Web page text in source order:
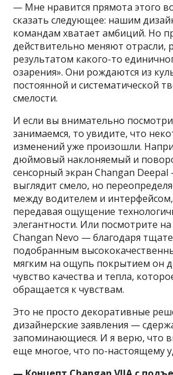
— Мне нравится прямота этого
сказать следующее: нашим
командам хватает амбиций. Но
действительно меняют отрасли,
результатом какого-то
озарения». Они рождаются из
постоянной и систематической
смелости.
И если вы внимательно
занимаемся, то увидите, что
изменений уже произошли.
дюймовый наклоняемый и
сенсорный экран Changan
выглядит смело, но
между водителем и
передавая ощущение
элегантности. Или посмотрите
Changan Nevo — благодаря
подобранным
мягким на ощупь покрытием он
чувство качества и тепла,
обращается к чувствам.
Это не просто декоративные
дизайнерские заявления —
запоминающиеся. И я верю, что
еще многое, что по-настоящему